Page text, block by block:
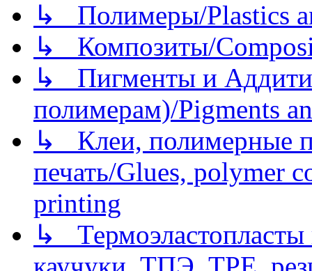
↳ Полимеры/Plastics
↳ Композиты/
↳ Пигменты и
полимерам)/Pigments
↳ Клеи, полимерные
печать/Glues, polymer
printing
↳